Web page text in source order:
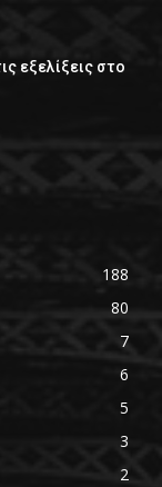
εξελίξεις στο
188
80
7
6
5
3
2